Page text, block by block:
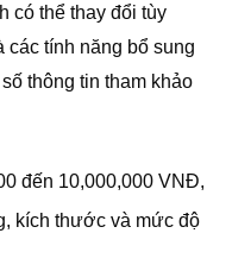
có thể thay đổi tùy
các tính năng bổ sung
thông tin tham khảo
đến 10,000,000 VNĐ,
kích thước và mức độ